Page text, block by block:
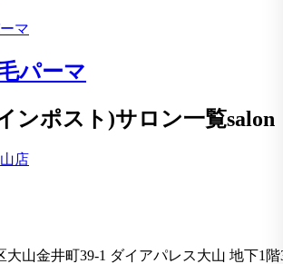
パーマ
ンポスト)サロン一覧salon
大山金井町39-1 ダイアパレス大山 地下1階